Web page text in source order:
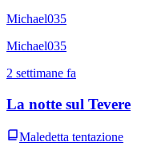
Michael035
Michael035
2 settimane fa
La notte sul Tevere
Maledetta tentazione